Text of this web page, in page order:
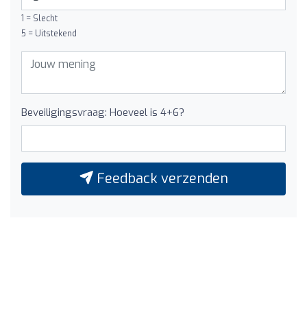
1 = Slecht
5 = Uitstekend
Beveiligingsvraag: Hoeveel is 4+6?
Feedback verzenden